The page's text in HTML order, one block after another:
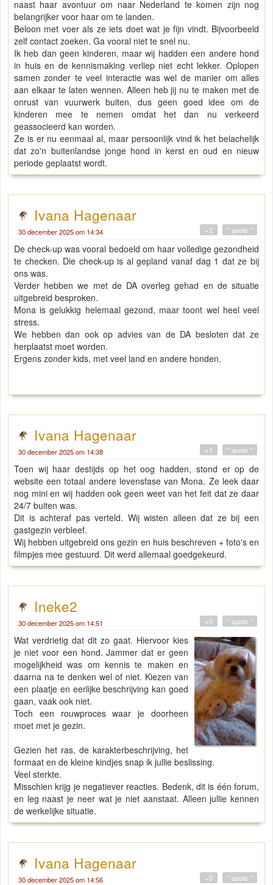
naast haar avontuur om naar Nederland te komen zijn nog
belangrijker voor haar om te landen.
Beloon met voer als ze iets doet wat je fijn vindt. Bijvoorbeeld
zelf contact zoeken. Ga vooral niet te snel nu.
Ik heb dan geen kinderen, maar wij hadden een andere hond
in huis en de kennismaking verliep niet echt lekker. Oplopen
samen zonder te veel interactie was wel de manier om alles
aan elkaar te laten wennen. Alleen heb jij nu te maken met de
onrust van vuurwerk buiten, dus geen goed idee om de
kinderen mee te nemen omdat het dan nu verkeerd
geassocieerd kan worden.
Ze is er nu eenmaal al, maar persoonlijk vind ik het belachelijk
dat zo'n buitenlandse jonge hond in kerst en oud en nieuw
periode geplaatst wordt.
Ivana Hagenaar
30 december 2025 om 14:34 " quote "
+2
De check-up was vooral bedoeld om haar volledige gezondheid
te checken. Die check-up is al gepland vanaf dag 1 dat ze bij
ons was.
Verder hebben we met de DA overleg gehad en de situatie
uitgebreid besproken.
Mona is gelukkig helemaal gezond, maar toont wel heel veel
stress.
We hebben dan ook op advies van de DA besloten dat ze
herplaatst moet worden.
Ergens zonder kids, met veel land en andere honden.
Ivana Hagenaar
30 december 2025 om 14:38 " quote "
+1
Toen wij haar destijds op het oog hadden, stond er op de
website een totaal andere levensfase van Mona. Ze leek daar
nog mini en wij hadden ook geen weet van het feit dat ze daar
24/7 buiten was.
Dit is achteraf pas verteld. Wij wisten alleen dat ze bij een
gastgezin verbleef.
Wij hebben uitgebreid ons gezin en huis beschreven + foto's en
filmpjes mee gestuurd. Dit werd allemaal goedgekeurd.
Ineke2
30 december 2025 om 14:51 " quote "
+0
Wat verdrietig dat dit zo gaat. Hiervoor kies
je niet voor een hond. Jammer dat er geen
mogelijkheid was om kennis te maken en
daarna na te denken wel of niet. Kiezen van
een plaatje en eerlijke beschrijving kan goed
gaan, vaak ook niet.
Toch een rouwproces waar je doorheen
moet met je gezin.
Gezien het ras, de karakterbeschrijving, het
formaat en de kleine kindjes snap ik jullie beslissing.
Veel sterkte.
Misschien krijg je negatiever reacties. Bedenk, dit is één forum,
en leg naast je neer wat je niet aanstaat. Alleen jullie kennen
de werkelijke situatie.
Ivana Hagenaar
30 december 2025 om 14:56 " quote "
+0